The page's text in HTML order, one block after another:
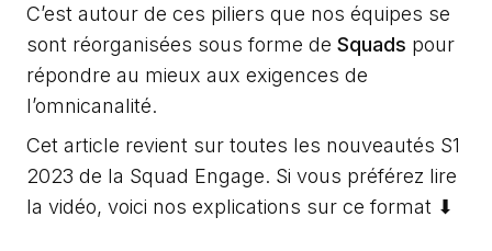
C’est autour de ces piliers que nos équipes se
sont réorganisées sous forme de Squads pour
répondre au mieux aux exigences de
l’omnicanalité.
Cet article revient sur toutes les nouveautés S1
2023 de la Squad Engage. Si vous préférez lire
la vidéo, voici nos explications sur ce format ⬇